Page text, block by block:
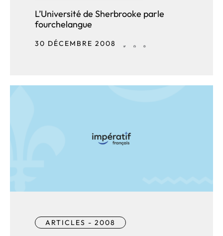
L’Université de Sherbrooke parle
fourchelangue
30 DÉCEMBRE 2008
ARTICLES - 2008